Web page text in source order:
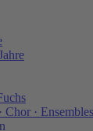
Chor ·